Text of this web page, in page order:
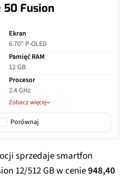
50 Fusion
Ekran
6.70" P-OLED
Pamięć RAM
12 GB
Procesor
2.4 GHz
Zobacz więcej
Porównaj
sprzedaje smartfon
12/512 GB w cenie948,40